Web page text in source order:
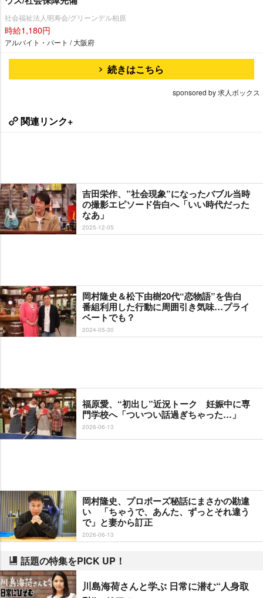
社会福祉法人明寿会/グリーンデル柏原
時給1,180円
アルバイト・パート / 大阪府
続きはこちら
sponsored by 求人ボックス
関連リンク+
吉田栄作、”社会現象”になったバブル当時
の撮影エピソード告白へ「いい時代だった
なあ」
2025-12-05
岡村隆史＆松下由樹20代“恋物語”を告白
番組利用した行動に周囲引き気味…プライ
ベートでも？
2024-05-30
福原愛、“初出し”近況トーク 妊娠中に専
門学校へ「ついつい話過ぎちゃった…」
2026-06-13
岡村隆史、プロポーズ秘話にまさかの勘違
い 「ちゃうで、あんた、ずっとそれ違う
で」と妻から訂正
2026-06-13
話題の特集をPICK UP！
川島海荷さんと学ぶ 日常に潜む“人身取